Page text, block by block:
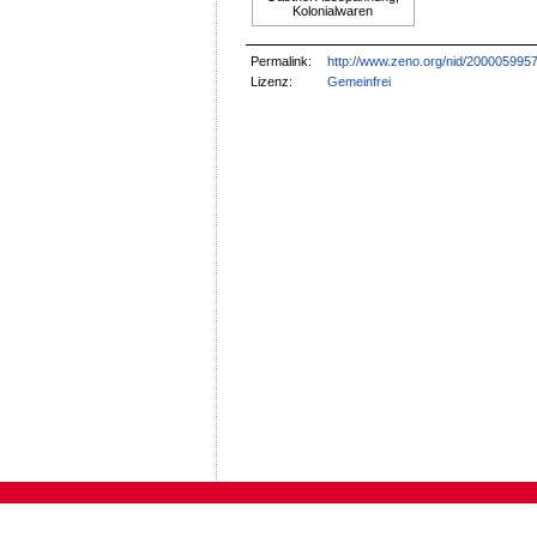
Kolonialwaren
Permalink:
http://www.zeno.org/nid/
Lizenz:
Gemeinfrei